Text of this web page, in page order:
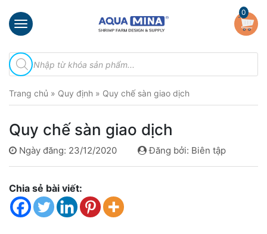
×
chủ
thiệu
phẩm
Đầu
Phun
Bọt
Khí
Ventek
0
Tìm
kiếm
sản
Trang chủ » Quy định » Quy chế sàn giao dịch
Quy chế sàn giao dịch
Ngày đăng: 23/12/2020 Đăng bởi: Biên tập
Chia sẻ bài viết: